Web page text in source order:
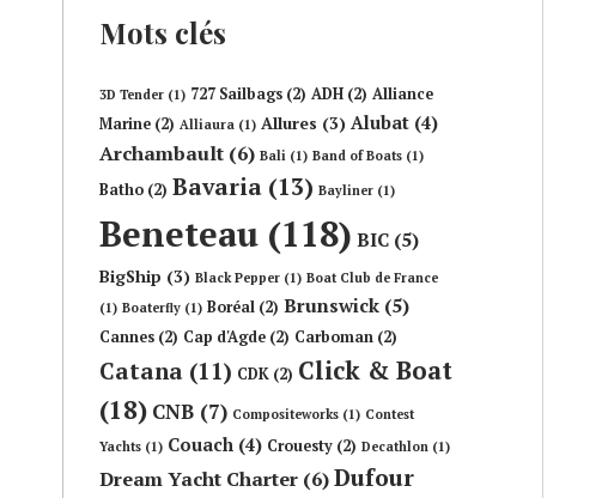
Mots clés
3D Tender (1) 727 Sailbags (2) ADH (2) Alliance
Marine (2) Alliaura (1) Allures (3) Alubat (4)
Archambault (6) Bali (1) Band of Boats (1)
Batho (2) Bavaria (13) Bayliner (1)
Beneteau (118) BIC (5)
BigShip (3) Black Pepper (1) Boat Club de France
(1) Boaterfly (1) Boréal (2) Brunswick (5)
Cannes (2) Cap d'Agde (2) Carboman (2)
Catana (11) CDK (2) Click & Boat
(18) CNB (7) Compositeworks (1) Contest
Yachts (1) Couach (4) Crouesty (2) Decathlon (1)
Dream Yacht Charter (6) Dufour